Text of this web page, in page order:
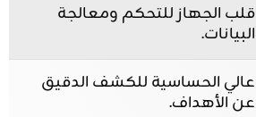
قلب الجهاز للتحكم ومعالجة
البيانات.
عالي الحساسية للكشف الدقيق
عن الأهداف.